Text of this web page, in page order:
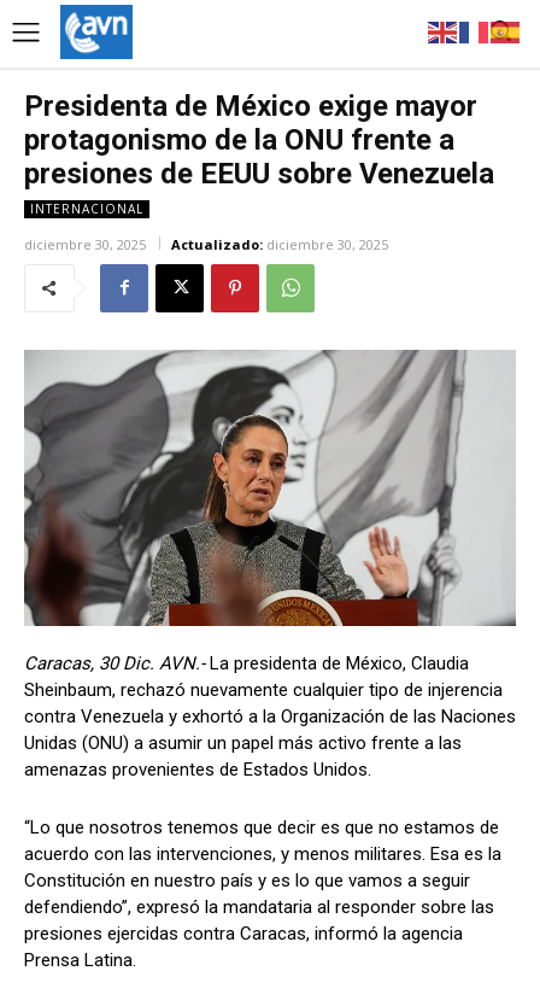
Presidenta de México exige mayor
protagonismo de la ONU frente a
presiones de EEUU sobre Venezuela
INTERNACIONAL
diciembre 30, 2025 Actualizado: diciembre 30, 2025
Caracas, 30 Dic. AVN.- La presidenta de México, Claudia
Sheinbaum, rechazó nuevamente cualquier tipo de injerencia
contra Venezuela y exhortó a la Organización de las Naciones
Unidas (ONU) a asumir un papel más activo frente a las
amenazas provenientes de Estados Unidos.
“Lo que nosotros tenemos que decir es que no estamos de
acuerdo con las intervenciones, y menos militares. Esa es la
Constitución en nuestro país y es lo que vamos a seguir
defendiendo”, expresó la mandataria al responder sobre las
presiones ejercidas contra Caracas, informó la agencia
Prensa Latina.